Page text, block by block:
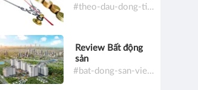
#theo-dau-dong-tien
Review Bất động
sản
#bat-dong-san-viet-nam